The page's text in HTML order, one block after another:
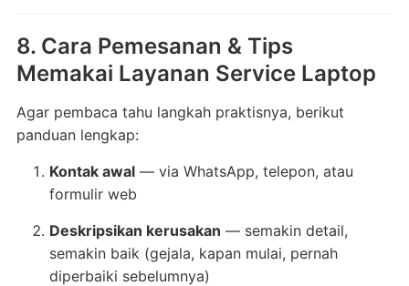
8. Cara Pemesanan & Tips
Memakai Layanan Service Laptop
Agar pembaca tahu langkah praktisnya, berikut
panduan lengkap:
Kontak awal— via WhatsApp, telepon, atau
formulir web
Deskripsikan kerusakan — semakin detail,
semakin baik (gejala, kapan mulai, pernah
diperbaiki sebelumnya)